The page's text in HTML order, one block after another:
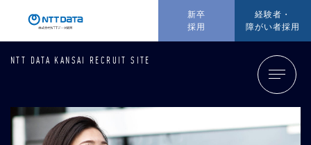
新卒
採用
経験者・
障がい者採用
NTT DATA KANSAI RECRUIT SITE